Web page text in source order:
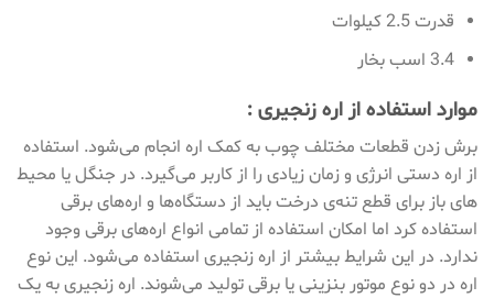
قدرت 2.5 کیلوات
3.4 اسب بخار
موارد استفاده از اره زنجیری :
برش زدن قطعات مختلف چوب به کمک اره انجام می‌شود. استفاده
از اره‌ دستی انرژی و زمان زیادی را از کاربر می‌گیرد. در جنگل یا محیط
های باز برای قطع تنه‌ی درخت باید از دستگاه‌ها و اره‌های برقی
استفاده کرد اما امکان استفاده از تمامی انواع اره‌های برقی وجود
ندارد. در این شرایط بیشتر از اره‌ زنجیری استفاده می‌شود. این نوع
اره در دو نوع موتور بنزینی یا برقی تولید می‌شوند. اره‌ زنجیری به یک